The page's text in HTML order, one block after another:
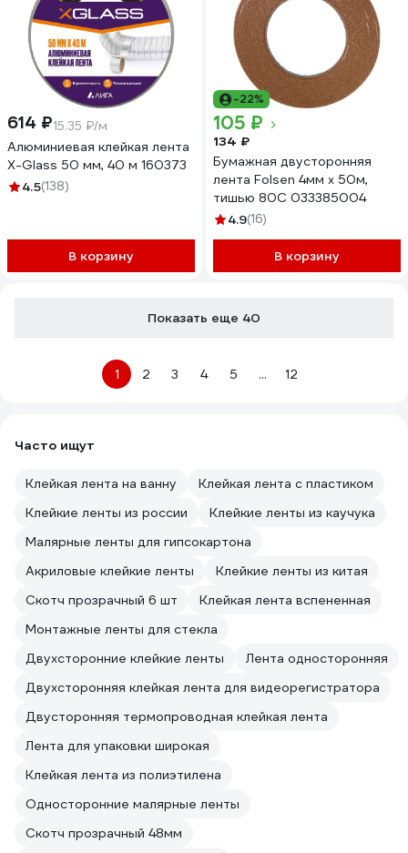
614 ₽15.35 ₽/м
Алюминиевая клейкая лента
X-Glass 50 мм, 40 м 160373
4.5(138)
В корзину
-22%
105 ₽
134 ₽
Бумажная двусторонняя
лента Folsen 4мм x 50м,
тишью 80С 033385004
4.9(16)
В корзину
Показать еще 40
1 2 3 4 5 ... 12
Часто ищут
Клейкая лента на ванну
Клейкая лента с пластиком
Клейкие ленты из россии
Клейкие ленты из каучука
Малярные ленты для гипсокартона
Акриловые клейкие ленты
Клейкие ленты из китая
Скотч прозрачный 6 шт
Клейкая лента вспененная
Монтажные ленты для стекла
Двухсторонние клейкие ленты
Лента односторонняя
Двухсторонняя клейкая лента для видеорегистратора
Двусторонняя термопроводная клейкая лента
Лента для упаковки широкая
Клейкая лента из полиэтилена
Односторонние малярные ленты
Скотч прозрачный 48мм